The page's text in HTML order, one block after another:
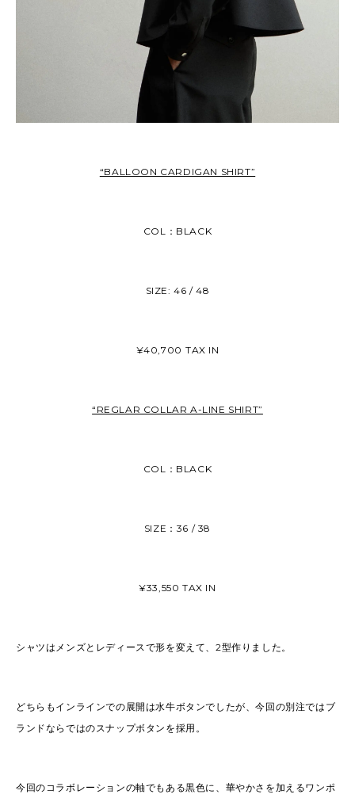
“BALLOON CARDIGAN SHIRT”
COL：BLACK
SIZE: 46 / 48
¥40,700⁡ TAX IN
“REGLAR COLLAR A-LINE SHIRT”
COL：BLACK
SIZE：36 / 38
¥33,550 TAX IN
シャツはメンズとレディースで形を変えて、2型作りました。
どちらもインラインでの展開は水牛ボタンでしたが、今回の別注ではブ
ランドならではのスナップボタンを採用。
今回のコラボレーションの軸でもある黒色に、華やかさを加えるワンポ